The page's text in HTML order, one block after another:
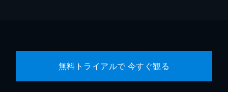
無料トライアルで 今すぐ観る